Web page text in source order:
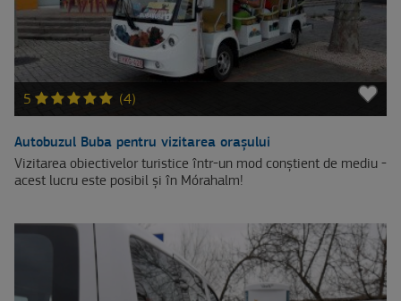
5 (4)
Autobuzul Buba pentru vizitarea orașului
Vizitarea obiectivelor turistice într-un mod conștient de mediu -
acest lucru este posibil și în Mórahalm!